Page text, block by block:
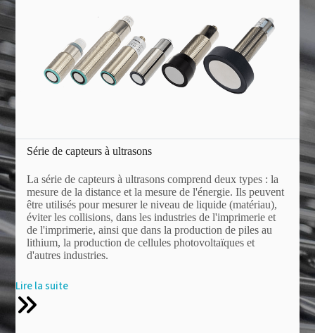
Série de capteurs à ultrasons
La série de capteurs à ultrasons comprend deux types : la
mesure de la distance et la mesure de l'énergie. Ils peuvent
être utilisés pour mesurer le niveau de liquide (matériau),
éviter les collisions, dans les industries de l'imprimerie et
de l'imprimerie, ainsi que dans la production de piles au
lithium, la production de cellules photovoltaïques et
d'autres industries.
Lire la suite